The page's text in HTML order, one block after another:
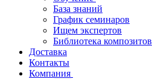
База знаний
График семинаров
Ищем экспертов
Библиотека композитов
Доставка
Контакты
Компания